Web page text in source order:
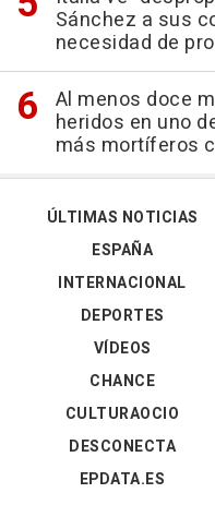
Sánchez a sus
necesidad de
Al menos doce
heridos en uno
más mortíferos
ÚLTIMAS NOTICIAS
ESPAÑA
INTERNACIONAL
DEPORTES
VÍDEOS
CHANCE
CULTURAOCIO
DESCONECTA
EPDATA.ES